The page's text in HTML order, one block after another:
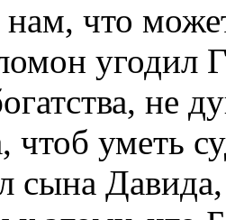
что
угодил
не
чтоб уметь
сына